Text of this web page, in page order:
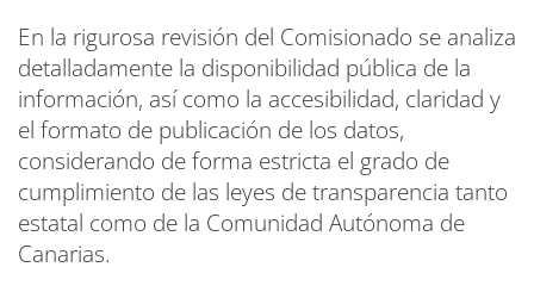
En la rigurosa revisión del Comisionado se analiza
detalladamente la disponibilidad pública de la
información, así como la accesibilidad, claridad y
el formato de publicación de los datos,
considerando de forma estricta el grado de
cumplimiento de las leyes de transparencia tanto
estatal como de la Comunidad Autónoma de
Canarias.